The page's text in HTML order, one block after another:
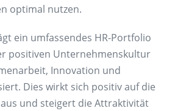
optimal nutzen.
ein umfassendes HR-Portfolio
positiven Unternehmenskultur
Innovation und
Dies wirkt sich positiv auf die
und steigert die Attraktivität